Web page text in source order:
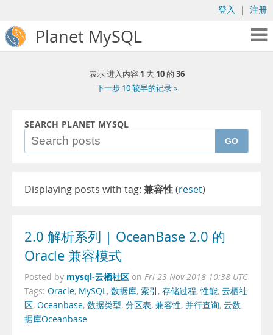
登入 | 注册
Planet MySQL
表示 进入内容 1 去 10的 36
下一步 10 较早的记录 »
SEARCH PLANET MYSQL
GO
Displaying posts with tag: 兼容性(reset)
2.0 解析系列 | OceanBase 2.0 的
Oracle 兼容模式
Posted by mysql-云栖社区 on Fri 23 Nov 2018 10:38 UTC
Tags: Oracle, MySQL, 数据库, 索引 , 存储过程,性能, 云栖社
区, Oceanbase, 数据类型, 分区表, 兼容性, 并行查询, 云数
据库Oceanbase